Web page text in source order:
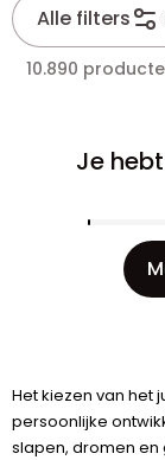
Alle filters
10.890
Je
Het kiezen van het
persoonlijke
slapen, dromen en